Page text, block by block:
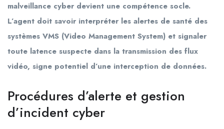
malveillance cyber devient une compétence socle.
L’agent doit savoir interpréter les alertes de santé des
systèmes VMS (Video Management System) et signaler
toute latence suspecte dans la transmission des flux
vidéo, signe potentiel d’une interception de données.
Procédures d’alerte et gestion
d’incident cyber